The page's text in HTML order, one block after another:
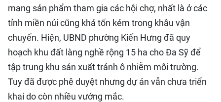
mang sản phẩm tham gia các hội chợ, nhất là ở các
tỉnh miền núi cũng khá tốn kém trong khâu vận
chuyển. Hiện, UBND phường Kiến Hưng đã quy
hoạch khu đất làng nghề rộng 15 ha cho Đa Sỹ để
tập trung khu sản xuất tránh ô nhiễm môi trường.
Tuy đã được phê duyệt nhưng dự án vẫn chưa triển
khai do còn nhiều vướng mắc.